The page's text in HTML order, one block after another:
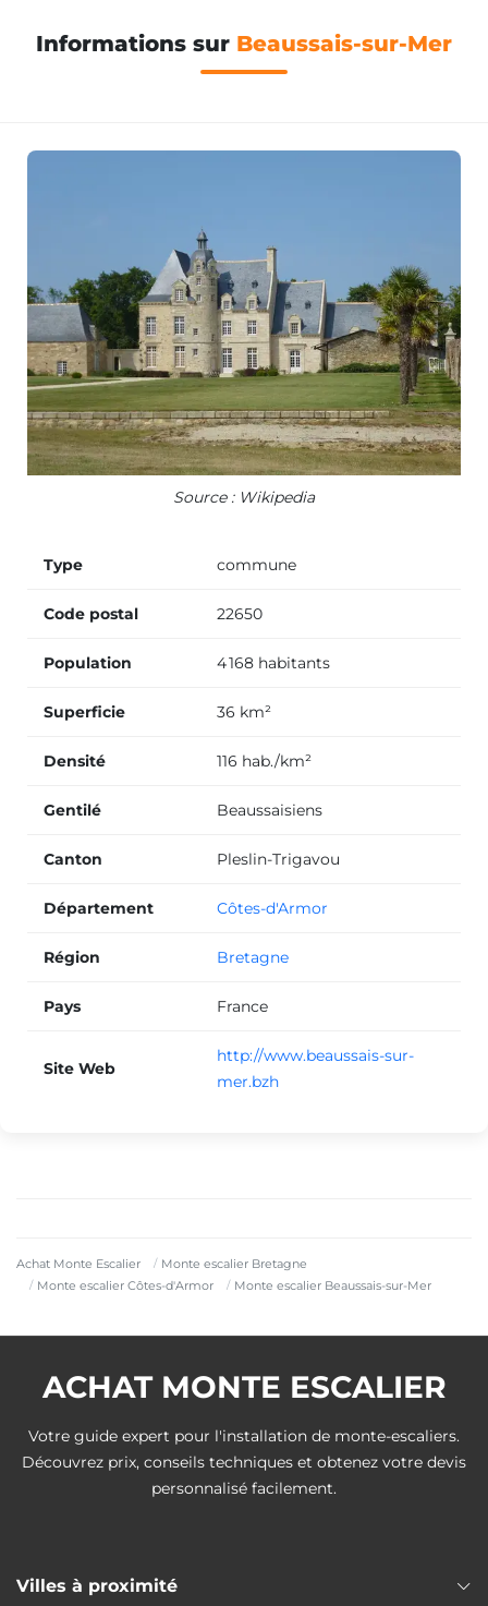
Achat Monte Escalier
Monte escalier Bretagne
Monte escalier Côtes-d'Armor
Monte escalier Beaussais-sur-Mer
Informations sur Beaussais-sur-Mer
Source : Wikipedia
Type commune
Code postal 22650
Population 4 168 habitants
Superficie 36 km²
Densité 116 hab./km²
Gentilé Beaussaisiens
Canton Pleslin-Trigavou
Département Côtes-d'Armor
Région Bretagne
Pays France
Site Web
http://www.beaussais-sur-
mer.bzh
ACHAT MONTE ESCALIER
Votre guide expert pour l'installation de monte-escaliers.
Découvrez prix, conseils techniques et obtenez votre devis
personnalisé facilement.
Villes à proximité